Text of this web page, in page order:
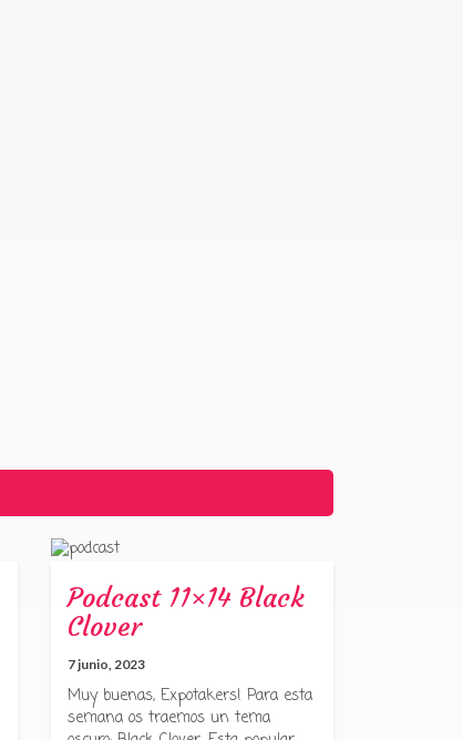
Podcast 11×14 Black
Clover
7 junio, 2023
Muy buenas, Expotakers! Para esta
semana os traemos un tema